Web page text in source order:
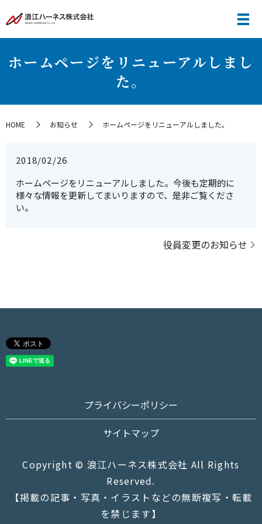
ホームページをリニューアルしまし
た。
HOME お知らせ ホームページをリニューアルしました。
2018/02/26
ホームページをリニューアルしました。今後も定期的に
様々な情報を更新してまいりますので、是非ご覧くださ
い。
役員変更のお知らせ
プライバシーポリシー
サイトマップ
Copyright © 浪江ハーネス株式会社 All Rights
Reserved.
【掲載の記事・写真・イラストなどの無断複写・転載
を禁じます】